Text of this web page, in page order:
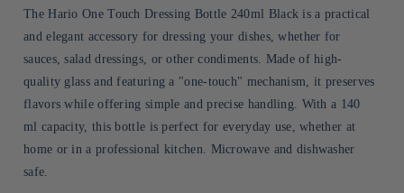
The Hario One Touch Dressing Bottle 240ml Black is a practical
and elegant accessory for dressing your dishes, whether for
sauces, salad dressings, or other condiments. Made of high-
quality glass and featuring a "one-touch" mechanism, it preserves
flavors while offering simple and precise handling. With a 140
ml capacity, this bottle is perfect for everyday use, whether at
home or in a professional kitchen. Microwave and dishwasher
safe.